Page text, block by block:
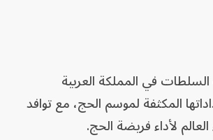
في المملكة العربية
المكثفة لموسم الحج، مع توافد
لأداء فريضة الحج.